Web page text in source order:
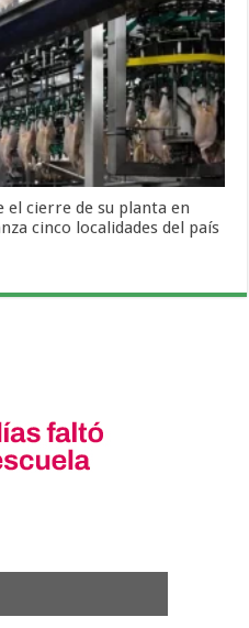
el cierre de su planta en
cinco localidades del país